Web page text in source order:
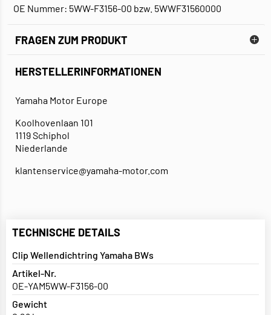
OE Nummer: 5WW-F3156-00 bzw. 5WWF31560000
FRAGEN ZUM PRODUKT
HERSTELLERINFORMATIONEN
Yamaha Motor Europe
Koolhovenlaan 101
1119 Schiphol
Niederlande
klantenservice@yamaha-motor.com
TECHNISCHE DETAILS
Clip Wellendichtring Yamaha BWs
Artikel-Nr.
OE-YAM5WW-F3156-00
Gewicht